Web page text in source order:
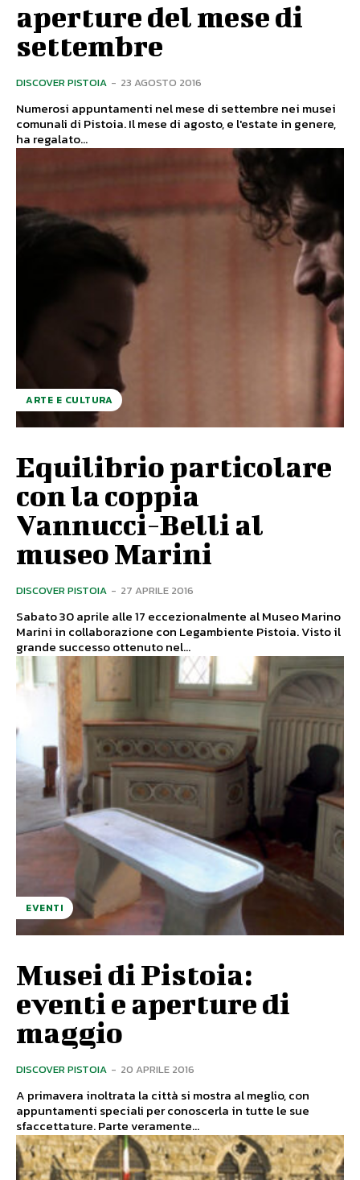
aperture del mese di
settembre
DISCOVER PISTOIA - 23 AGOSTO 2016
Numerosi appuntamenti nel mese di settembre nei musei
comunali di Pistoia. Il mese di agosto, e l'estate in genere,
ha regalato...
ARTE E CULTURA
Equilibrio particolare
con la coppia
Vannucci-Belli al
museo Marini
DISCOVER PISTOIA - 27 APRILE 2016
Sabato 30 aprile alle 17 eccezionalmente al Museo Marino
Marini in collaborazione con Legambiente Pistoia. Visto il
grande successo ottenuto nel...
EVENTI
Musei di Pistoia:
eventi e aperture di
maggio
DISCOVER PISTOIA - 20 APRILE 2016
A primavera inoltrata la città si mostra al meglio, con
appuntamenti speciali per conoscerla in tutte le sue
sfaccettature. Parte veramente...